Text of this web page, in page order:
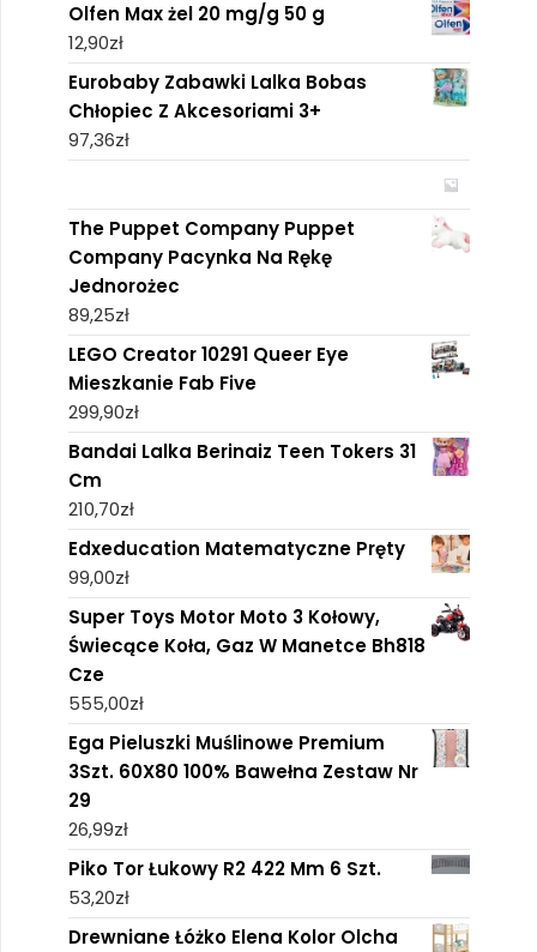
Olfen Max żel 20 mg/g 50 g
12,90zł
Eurobaby Zabawki Lalka Bobas
Chłopiec Z Akcesoriami 3+
97,36zł
The Puppet Company Puppet
Company Pacynka Na Rękę
Jednorożec
89,25zł
LEGO Creator 10291 Queer Eye
Mieszkanie Fab Five
299,90zł
Bandai Lalka Berinaiz Teen Tokers 31
Cm
210,70zł
Edxeducation Matematyczne Pręty
99,00zł
Super Toys Motor Moto 3 Kołowy,
Świecące Koła, Gaz W Manetce Bh818
Cze
555,00zł
Ega Pieluszki Muślinowe Premium
3Szt. 60X80 100% Bawełna Zestaw Nr
29
26,99zł
Piko Tor Łukowy R2 422 Mm 6 Szt.
53,20zł
Drewniane Łóżko Elena Kolor Olcha